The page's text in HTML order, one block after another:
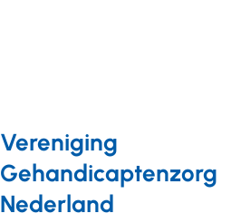
Vereniging
Gehandicaptenzorg
Nederland